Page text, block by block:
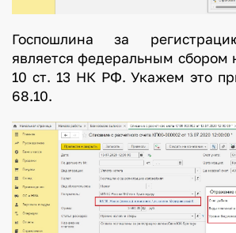
Госпошлина за
является федеральным сбором
10 ст. 13 НК РФ. Укажем это
68.10.